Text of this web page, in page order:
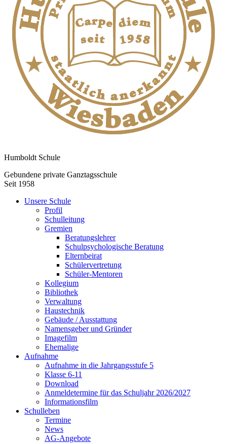
Humboldt Schule
Gebundene private Ganztagsschule
Seit 1958
Unsere Schule
Profil
Schulleitung
Gremien
Beratungslehrer
Schulpsychologische Beratung
Elternbeirat
Schülervertretung
Schüler-Mentoren
Kollegium
Bibliothek
Verwaltung
Haustechnik
Gebäude / Ausstattung
Namensgeber und Gründer
Imagefilm
Ehemalige
Aufnahme
Aufnahme in die Jahrgangsstufe 5
Klasse 6-11
Download
Anmeldetermine für das Schuljahr 2026/2027
Informationsfilm
Schulleben
Termine
News
AG-Angebote